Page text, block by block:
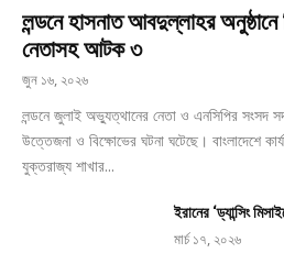
লন্ডনে হাসনাত আবদুল্লাহর
নেতাসহ আটক ৩
জুন ১৬, ২০২৬
লন্ডনে জুলাই অভ্যুত্থানের নেতা ও এনসিপির সংসদ
উত্তেজনা ও বিক্ষোভের ঘটনা ঘটেছে। বাংলাদেশে
যুক্তরাজ্য শাখার...
ইরানের ‘ড্যান্সিং
মার্চ ১৭, ২০২৬